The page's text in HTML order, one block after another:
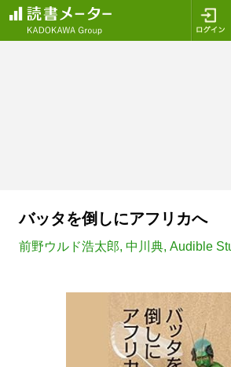
バッタを倒しにアフリカへ
前野ウルド浩太郎, 中川典, Audible